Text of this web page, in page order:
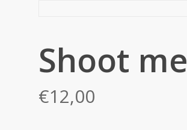
Shoot me
€12,00